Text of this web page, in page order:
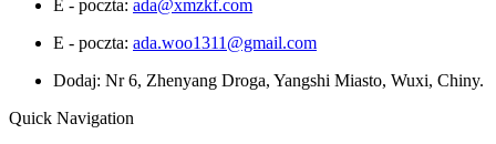
E - poczta: ada@xmzkf.com
E - poczta: ada.woo1311@gmail.com
Dodaj: Nr 6, Zhenyang Droga, Yangshi Miasto, Wuxi, Chiny.
Quick Navigation